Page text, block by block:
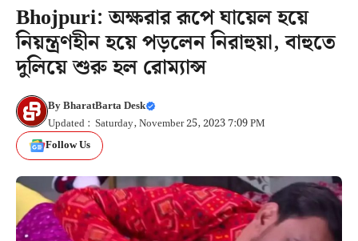
Bhojpuri: অক্ষরার রূপে ঘায়েল হয়ে
নিয়ন্ত্রণহীন হয়ে পড়লেন নিরাহুয়া, বাহুতে
দুলিয়ে শুরু হল রোম্যান্স
ByBharatBarta Desk
Updated : Saturday, November 25, 2023 7:09 PM
Follow Us